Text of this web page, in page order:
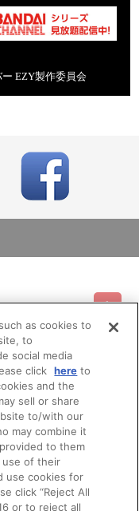
EZY製作委員会
ポリシー
as cookies to
to
social media
click here to
and the
sell or share
to/with our
may combine it
to them
use of their
use cookies for
click “Reject All
or to reject all